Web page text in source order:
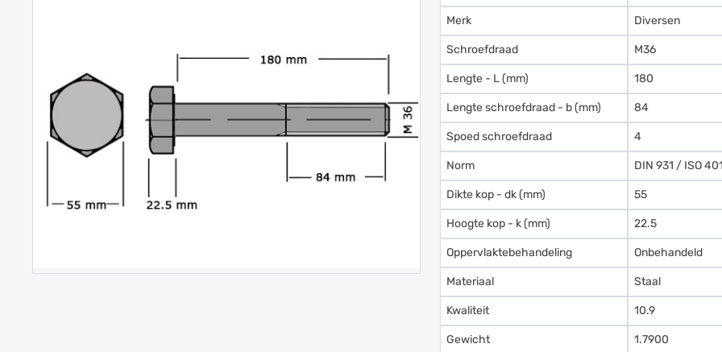
Merk Diversen
Schroefdraad M36
Lengte - L (mm) 180
Lengte schroefdraad - b (mm) 84
Spoed schroefdraad 4
Norm DIN 931 / ISO
Dikte kop - dk (mm) 55
Hoogte kop - k (mm) 22.5
Oppervlaktebehandeling Onbehandeld
Materiaal Staal
Kwaliteit 10.9
Gewicht 1.7900